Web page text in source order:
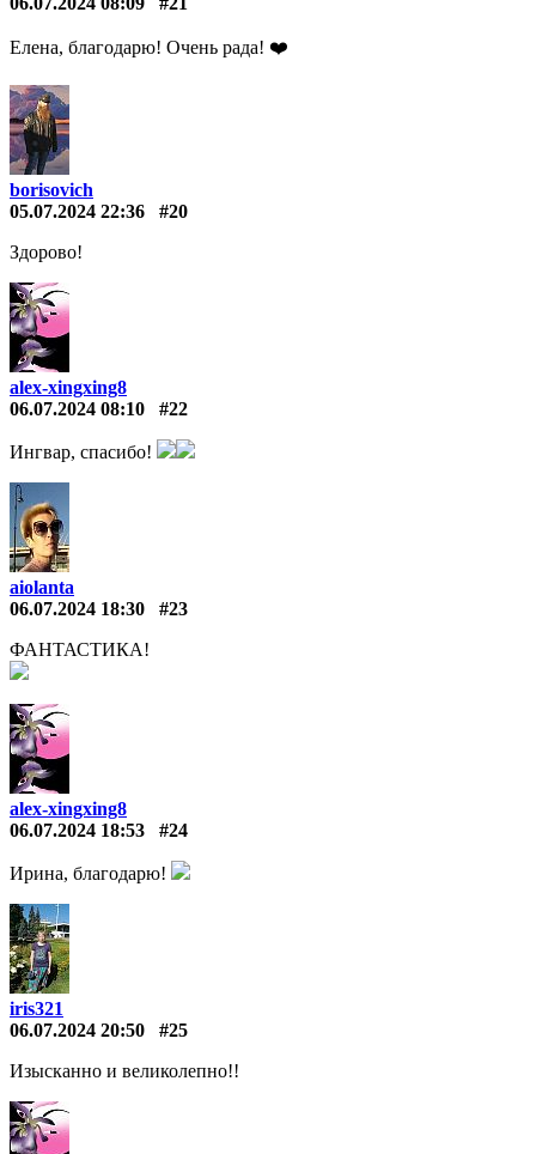
Елена, благодарю! Очень рада! ❤️️
borisovich
05.07.2024 22:36
#20
Здорово!
alex-xingxing8
06.07.2024 08:10
#22
Ингвар, спасибо!
aiolanta
06.07.2024 18:30
#23
ФАНТАСТИКА!
alex-xingxing8
06.07.2024 18:53
#24
Ирина, благодарю!
iris321
06.07.2024 20:50
#25
Изысканно и великолепно!!